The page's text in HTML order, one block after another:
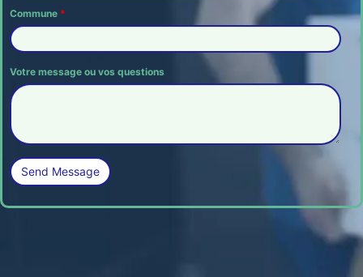
Commune *
Votre message ou vos questions